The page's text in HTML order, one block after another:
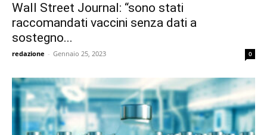
Wall Street Journal: “sono stati
raccomandati vaccini senza dati a
sostegno...
redazione - Gennaio 25, 2023 0